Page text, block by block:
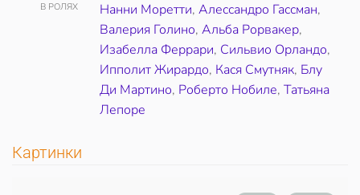
В РОЛЯХ Нанни Моретти, Алессандро Гассман,
Валерия Голино, Альба Рорвакер,
Изабелла Феррари, Сильвио Орландо,
Ипполит Жирардо, Кася Смутняк, Блу
Ди Мартино, Роберто Нобиле, Татьяна
Лепоре
Картинки